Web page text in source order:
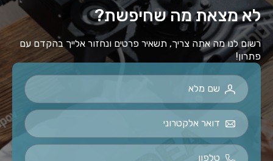
לא מצאת מה שחיפשת?
רשום לנו מה אתה צריך, תשאיר פרטים ונחזור אלייך בהקדם עם
פתרון!